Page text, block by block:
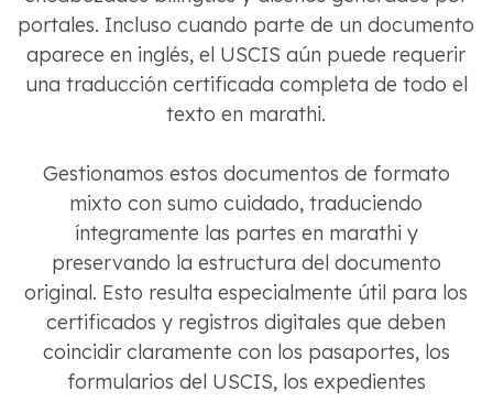
portales. Incluso cuando parte de un documento
aparece en inglés, el USCIS aún puede requerir
una traducción certificada completa de todo el
texto en marathi.
Gestionamos estos documentos de formato
mixto con sumo cuidado, traduciendo
íntegramente las partes en marathi y
preservando la estructura del documento
original. Esto resulta especialmente útil para los
certificados y registros digitales que deben
coincidir claramente con los pasaportes, los
formularios del USCIS, los expedientes